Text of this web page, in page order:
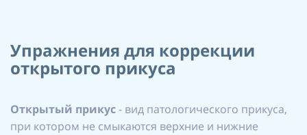
Упражнения для коррекции
открытого прикуса
Открытый прикус- вид патологического прикуса,
при котором не смыкаются верхние и нижние